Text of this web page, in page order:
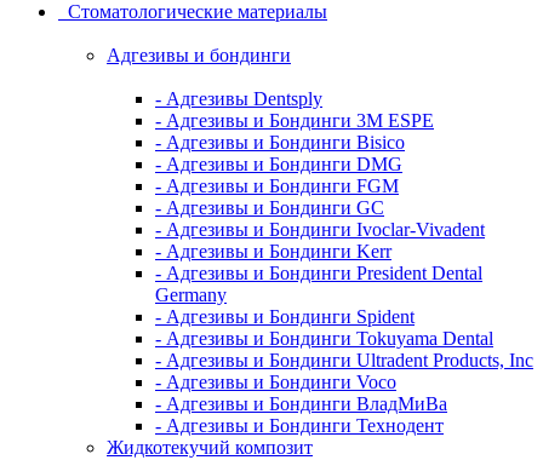
Стоматологические материалы
Адгезивы и бондинги
- Адгезивы Dentsply
- Адгезивы и Бондинги 3M ESPE
- Адгезивы и Бондинги Bisico
- Адгезивы и Бондинги DMG
- Адгезивы и Бондинги FGM
- Адгезивы и Бондинги GC
- Адгезивы и Бондинги Ivoclar-Vivadent
- Адгезивы и Бондинги Kerr
- Адгезивы и Бондинги President Dental
Germany
- Адгезивы и Бондинги Spident
- Адгезивы и Бондинги Tokuyama Dental
- Адгезивы и Бондинги Ultradent Products, Inc
- Адгезивы и Бондинги Voco
- Адгезивы и Бондинги ВладМиВа
- Адгезивы и Бондинги Технодент
Жидкотекучий композит